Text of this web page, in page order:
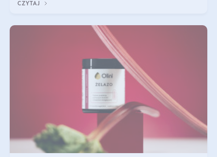
bariera hydrolipidowa.
CZYTAJ